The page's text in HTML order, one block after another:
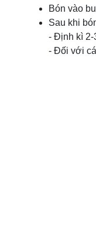
Bón vào
Sau khi
- Định kì 2-
- Đối với